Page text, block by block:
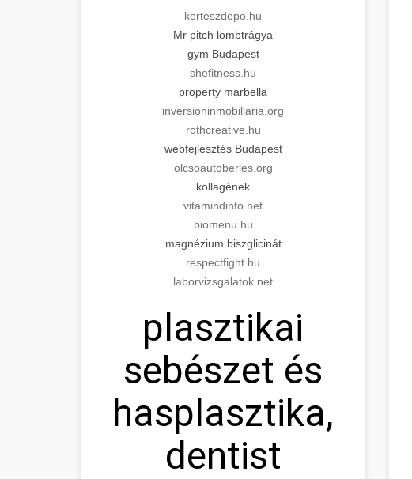
kerteszdepo.hu
Mr pitch lombtrágya
gym Budapest
shefitness.hu
property marbella
inversioninmobiliaria.org
rothcreative.hu
webfejlesztés Budapest
olcsoautoberles.org
kollagének
vitamindinfo.net
biomenu.hu
magnézium biszglicinát
respectfight.hu
laborvizsgalatok.net
plasztikai
sebészet és
hasplasztika,
dentist